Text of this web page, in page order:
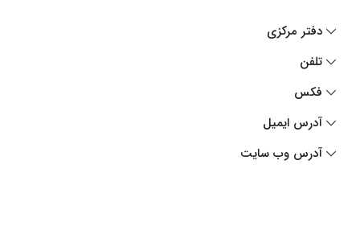
دفتر مرکزی
تلفن
فکس
آدرس ایمیل
آدرس وب سایت